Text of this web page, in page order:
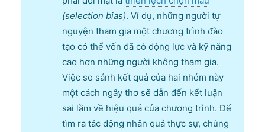
(selection bias). Ví dụ, những người tự
nguyện tham gia một chương trình đào
tạo có thể vốn đã có động lực và kỹ năng
cao hơn những người không tham gia.
Việc so sánh kết quả của hai nhóm này
một cách ngây thơ sẽ dẫn đến kết luận
sai lầm về hiệu quả của chương trình. Để
tìm ra tác động nhân quả thực sự, chúng